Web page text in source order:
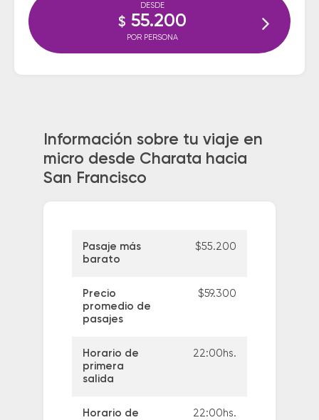
DESDE
$ 55.200
POR PERSONA
Información sobre tu viaje en
micro desde Charata hacia
San Francisco
Pasaje más
barato
$55.200
Precio
promedio de
pasajes
$59.300
Horario de
primera
salida
22:00hs.
Horario de
22:00hs.